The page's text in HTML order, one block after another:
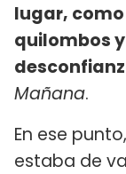
lugar,
quilombos
Mañana.
En ese
estaba de